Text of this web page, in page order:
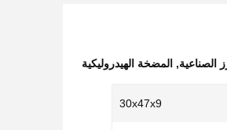
الصناعية, المضخة الهيدروليكية
30x47x9